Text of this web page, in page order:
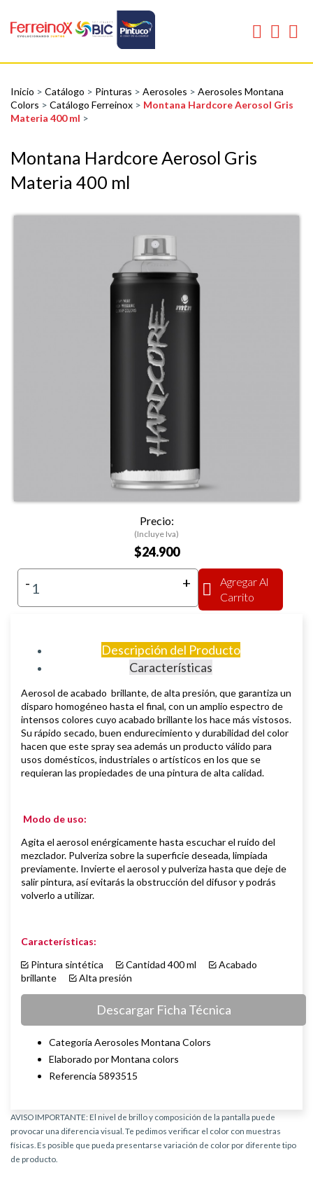
Inicio > Catálogo > Pinturas > Aerosoles > Aerosoles Montana
Colors > Catálogo Ferreinox > Montana Hardcore Aerosol Gris
Materia 400 ml >
Montana Hardcore Aerosol Gris
Materia 400 ml
Precio:
(Incluye Iva)
$24.900
- +
Agregar Al
Carrito
Descripción del Producto
Características
Aerosol deacabado brillante, dealta presión, que garantiza un
disparo homogéneo hasta el final, con un amplio espectro de
intensos colores cuyo acabado brillante los hace más vistosos.
Su rápido secado, buen endurecimiento y durabilidad del color
hacen que este spray sea además un producto válido para
usos domésticos, industriales o artísticos en los que se
requieran las propiedades de una pintura de alta calidad.
Modo de uso:
Agita el aerosol enérgicamente hasta escuchar el ruido del
mezclador. Pulveriza sobre la superficie deseada, limpiada
previamente. Invierte el aerosol y pulveriza hasta que deje de
salir pintura, así evitarás la obstrucción del difusor y podrás
volverlo a utilizar.
Características:
Pintura sintética
Cantidad 400 ml
Acabado
brillante
Alta presión
Descargar Ficha Técnica
Categoría Aerosoles Montana Colors
Elaborado por Montana colors
Referencia 5893515
AVISO IMPORTANTE: El nivel de brillo y composición de la pantalla puede
provocar una diferencia visual. Te pedimos verificar el color con muestras
físicas. Es posible que pueda presentarse variación de color por diferente tipo
de producto.